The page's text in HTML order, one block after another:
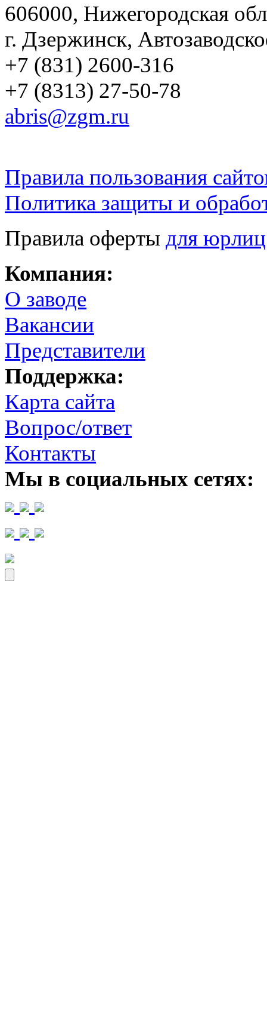
606000, Нижегородская
г. Дзержинск,
+7 (831) 2600-316
+7 (8313) 27-50-78
abris@zgm.ru
Правила пользования
Политика защиты и
Правила оферты для
Компания:
О заводе
Вакансии
Представители
Поддержка:
Карта сайта
Вопрос/ответ
Контакты
Мы в социальных сетях: